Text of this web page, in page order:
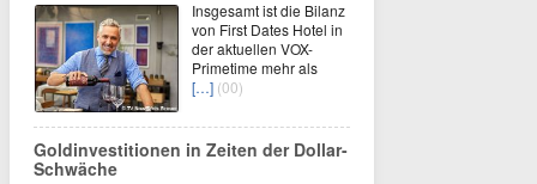
Insgesamt ist die Bilanz
von First Dates Hotel in
der aktuellen VOX-
Primetime mehr als
[…] (00)
Goldinvestitionen in Zeiten der Dollar-
Schwäche